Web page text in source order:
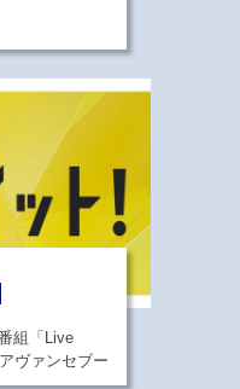
組「Live
ヴァンセブー